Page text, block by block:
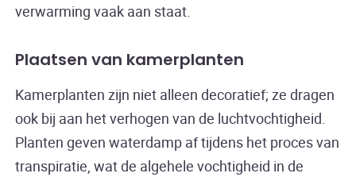
verwarming vaak aan staat.
Plaatsen van kamerplanten
Kamerplanten zijn niet alleen decoratief; ze dragen
ook bij aan het verhogen van de luchtvochtigheid.
Planten geven waterdamp af tijdens het proces van
transpiratie, wat de algehele vochtigheid in de